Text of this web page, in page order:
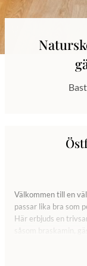
Välkommen till en
passar lika bra som
Här erbjuds en
såsom braskamin,